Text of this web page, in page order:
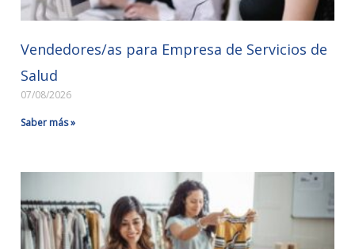
Vendedores/as para Empresa de Servicios de
Salud
07/08/2026
Saber más »